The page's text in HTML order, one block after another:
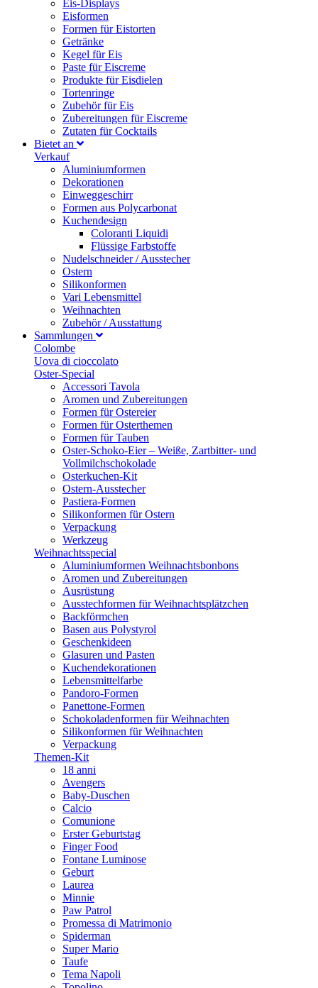
Eis-Displays
Eisformen
Formen für Eistorten
Getränke
Kegel für Eis
Paste für Eiscreme
Produkte für Eisdielen
Tortenringe
Zubehör für Eis
Zubereitungen für Eiscreme
Zutaten für Cocktails
Bietet an
Verkauf
Aluminiumformen
Dekorationen
Einweggeschirr
Formen aus Polycarbonat
Kuchendesign
Coloranti Liquidi
Flüssige Farbstoffe
Nudelschneider / Ausstecher
Ostern
Silikonformen
Vari Lebensmittel
Weihnachten
Zubehör / Ausstattung
Sammlungen
Colombe
Uova di cioccolato
Oster-Special
Accessori Tavola
Aromen und Zubereitungen
Formen für Ostereier
Formen für Osterthemen
Formen für Tauben
Oster-Schoko-Eier – Weiße, Zartbitter- und
Vollmilchschokolade
Osterkuchen-Kit
Ostern-Ausstecher
Pastiera-Formen
Silikonformen für Ostern
Verpackung
Werkzeug
Weihnachtsspecial
Aluminiumformen Weihnachtsbonbons
Aromen und Zubereitungen
Ausrüstung
Ausstechformen für Weihnachtsplätzchen
Backförmchen
Basen aus Polystyrol
Geschenkideen
Glasuren und Pasten
Kuchendekorationen
Lebensmittelfarbe
Pandoro-Formen
Panettone-Formen
Schokoladenformen für Weihnachten
Silikonformen für Weihnachten
Verpackung
Themen-Kit
18 anni
Avengers
Baby-Duschen
Calcio
Comunione
Erster Geburtstag
Finger Food
Fontane Luminose
Geburt
Laurea
Minnie
Paw Patrol
Promessa di Matrimonio
Spiderman
Super Mario
Taufe
Tema Napoli